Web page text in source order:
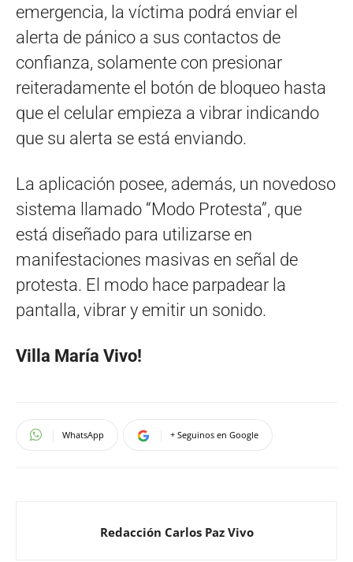
emergencia, la víctima podrá enviar el
alerta de pánico a sus contactos de
confianza, solamente con presionar
reiteradamente el botón de bloqueo hasta
que el celular empieza a vibrar indicando
que su alerta se está enviando.
La aplicación posee, además, un novedoso
sistema llamado “Modo Protesta”, que
está diseñado para utilizarse en
manifestaciones masivas en señal de
protesta. El modo hace parpadear la
pantalla, vibrar y emitir un sonido.
Villa María Vivo!
WhatsApp + Seguinos en Google
Redacción Carlos Paz Vivo